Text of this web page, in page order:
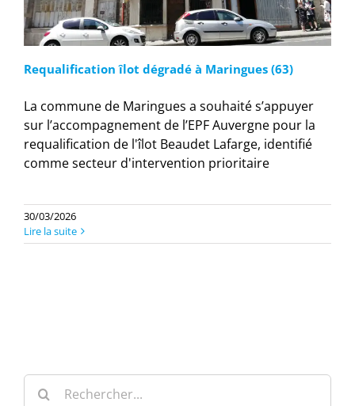
Requalification îlot dégradé à Maringues (63)
La commune de Maringues a souhaité s’appuyer
sur l’accompagnement de l’EPF Auvergne pour la
requalification de l'îlot Beaudet Lafarge, identifié
comme secteur d'intervention prioritaire
30/03/2026
Lire la suite
Rechercher: